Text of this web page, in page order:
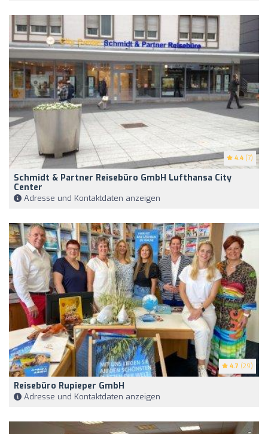
4.4 (7)
Schmidt & Partner Reisebüro GmbH Lufthansa City
Center
Adresse und Kontaktdaten anzeigen
4.7 (29)
Reisebüro Rupieper GmbH
Adresse und Kontaktdaten anzeigen